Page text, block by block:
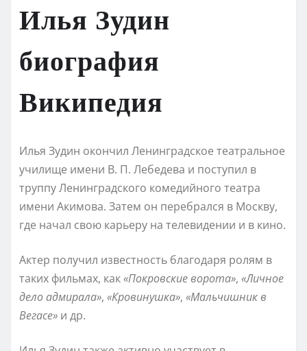
Илья Зудин
биография
Википедия
Илья Зудин окончил Ленинградское театральное
училище имени В. П. Лебедева и поступил в
труппу Ленинградского комедийного театра
имени Акимова. Затем он перебрался в Москву,
где начал свою карьеру на телевидении и в кино.
Актер получил известность благодаря ролям в
таких фильмах, как«Покровские ворота», «Личное
дело адмирала», «Кровинушка», «Мальчишник в
Вегасе» и др.